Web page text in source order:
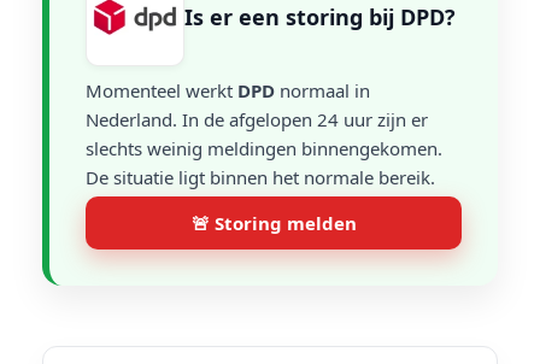
Is er een storing bij DPD?
Momenteel werkt DPD normaal in
Nederland. In de afgelopen 24 uur zijn er
slechts weinig meldingen binnengekomen.
De situatie ligt binnen het normale bereik.
🚨 Storing melden